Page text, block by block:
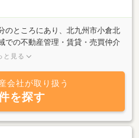
ところにあり、北九州市小倉北
での不動産管理・賃貸・売買仲介
売りたい」「買いたい」「貸した
モットーにお客様の住まいのパー
せていただきます。 今、お持ちの
、不動産でお困りのことなどござ
さい。相談・査定料は無料です！
ります。
と見る
会社が取り扱う
を探す